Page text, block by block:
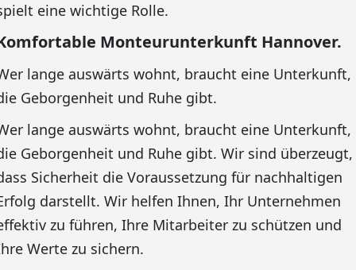
eine wichtige Rolle.
Monteurunterkunft Hannover.
lange auswärts wohnt, braucht eine Unterkunft,
Geborgenheit und Ruhe gibt.
lange auswärts wohnt, braucht eine Unterkunft,
Geborgenheit und Ruhe gibt. Wir sind überzeugt,
Sicherheit die Voraussetzung für nachhaltigen
darstellt. Wir helfen Ihnen, Ihr Unternehmen
zu führen, Ihre Mitarbeiter zu schützen und
Werte zu sichern.